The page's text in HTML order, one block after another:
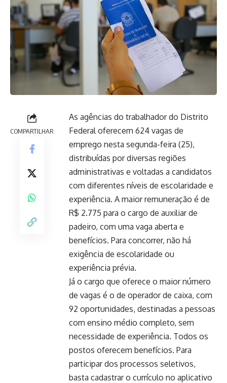
COMPARTILHAR
As agências do trabalhador do Distrito
Federal oferecem 624 vagas de
emprego nesta segunda-feira (25),
distribuídas por diversas regiões
administrativas e voltadas a candidatos
com diferentes níveis de escolaridade e
experiência. A maior remuneração é de
R$ 2.775 para o cargo de auxiliar de
padeiro, com uma vaga aberta e
benefícios. Para concorrer, não há
exigência de escolaridade ou
experiência prévia.
Já o cargo que oferece o maior número
de vagas é o de operador de caixa, com
92 oportunidades, destinadas a pessoas
com ensino médio completo, sem
necessidade de experiência. Todos os
postos oferecem benefícios. Para
participar dos processos seletivos,
basta cadastrar o currículo no aplicativo